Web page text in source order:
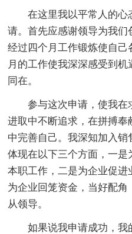
在这里我以平常人的心
请。首先应感谢领导为我们
经过四个月工作锻炼使自
月的工作使我深深感受到
同在。
参与这次申请，使我在
进取中不断追求，在拼搏
中完善自己。我深知加入
体现在以下三个方面，一
本职工作，二是为企业促
为企业回笼资金，当好配
从领导。
如果说我申请成功，